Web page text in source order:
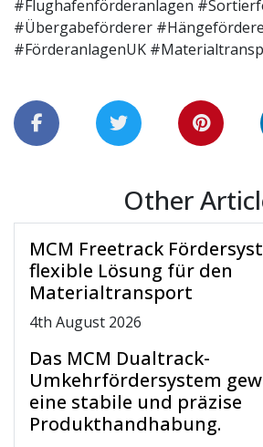
#Flughafenförderanlagen
#Übergabeförderer
#FörderanlagenUK
Other
MCM Freetrack
flexible Lösung für den
Materialtransport
4th August 2026
Das MCM Dualtrack-
Umkehrfördersystem
eine stabile und präzise
Produkthandhabung.